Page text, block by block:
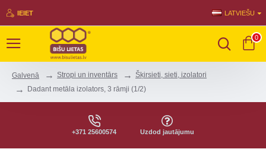
IEIET LATVIEŠU
0
Galvenā Stropi un inventārs
Šķirsieti, sieti, izolatori
Dadant metāla izolators, 3 rāmji (1/2)
+371 25600574 Uzdod jautājumu